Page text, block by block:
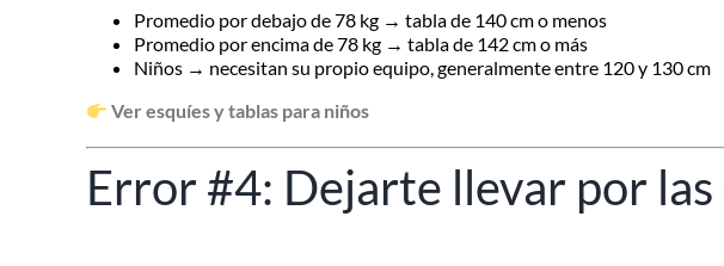
Promedio por debajo de 78 kg → tabla de 140 cm o menos
Promedio por encima de 78 kg → tabla de 142 cm o más
Niños → necesitan su propio equipo, generalmente entre 120 y 130 cm
Ver esquíes y tablas para niños
Error #4: Dejarte llevar por